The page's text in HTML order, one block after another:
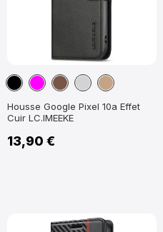
NoirMagenta
Marron
GrisMarron
Housse Google Pixel 10a Effet
Cuir LC.IMEEKE
13,90 €